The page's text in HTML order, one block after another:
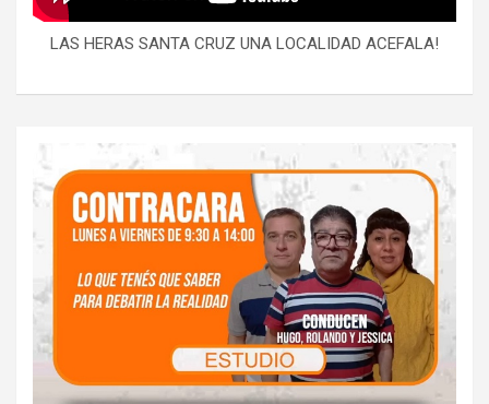
LAS HERAS SANTA CRUZ UNA LOCALIDAD ACEFALA!